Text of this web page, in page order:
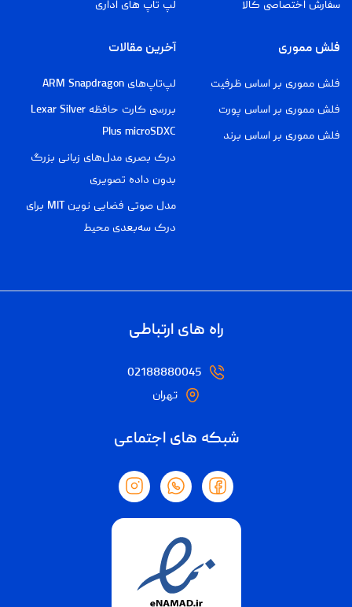
سفارش اختصاصی کالا
لپ تاپ های اداری
فلش مموری
فلش مموری بر اساس ظرفیت
فلش مموری بر اساس پورت
فلش مموری بر اساس برند
آخرین مقالات
لپ‌تاپ‌های ARM Snapdragon
بررسی کارت حافظه Lexar Silver
Plus microSDXC
درک بصری مدل‌های زبانی بزرگ
بدون داده تصویری
مدل صوتی فضایی نوین MIT برای
درک سه‌بعدی محیط
راه های ارتباطی
02188880045
تهران
شبکه های اجتماعی